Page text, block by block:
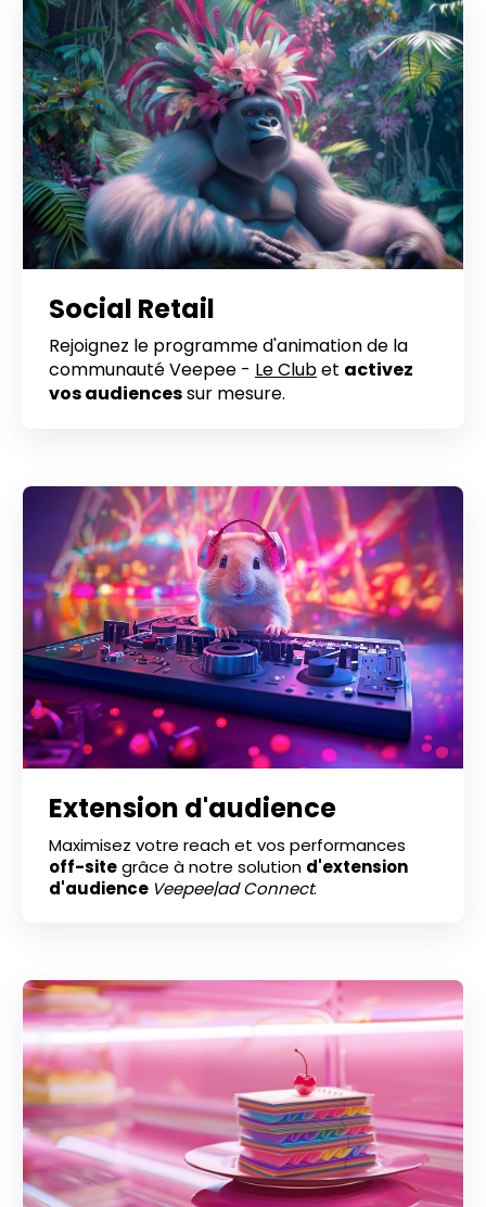
Social Retail
Rejoignez le programme d'animation de la
communauté Veepee - Le Clubet activez
vos audiencessur mesure.
Extension d'audience
Maximisez votre reach et vos performances
off-sitegrâce à notre solution d'extension
d'audience Veepee|ad Connect.